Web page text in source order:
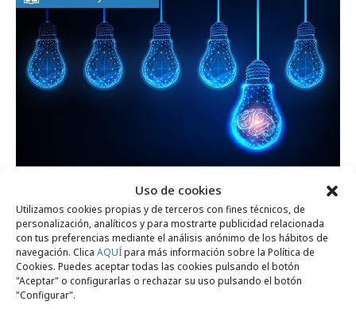
Uso de cookies
Utilizamos cookies propias y de terceros con fines técnicos, de
personalización, analíticos y para mostrarte publicidad relacionada
con tus preferencias mediante el análisis anónimo de los hábitos de
navegación. Clica AQUÍpara más información sobre la Política de
Cookies. Puedes aceptar todas las cookies pulsando el botón
"Aceptar" o configurarlas o rechazar su uso pulsando el botón
"Configurar".
miércoles, 15 de julio 2026
La nueva fórmula del éxito creativo: IA +
comunidad